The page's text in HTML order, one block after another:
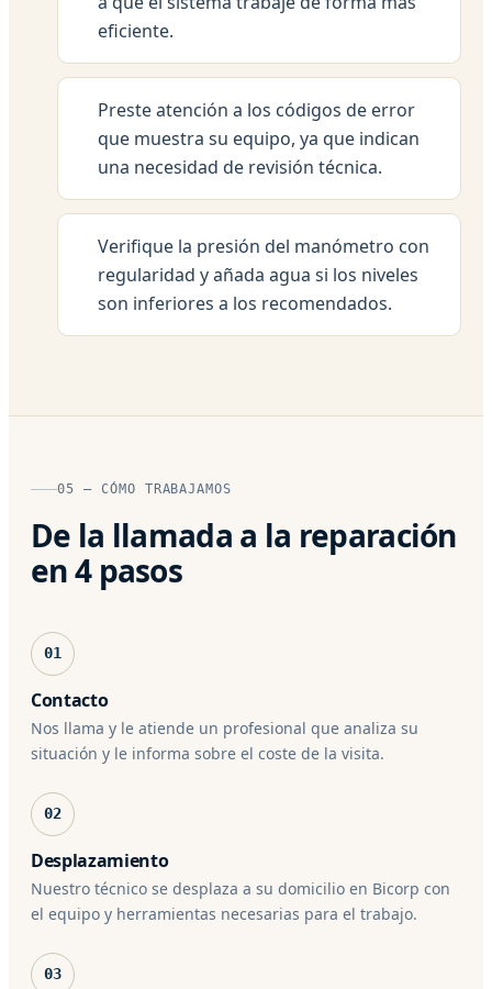
eficiente.
Preste atención a los códigos de error
que muestra su equipo, ya que indican
una necesidad de revisión técnica.
Verifique la presión del manómetro con
regularidad y añada agua si los niveles
son inferiores a los recomendados.
05 — CÓMO TRABAJAMOS
De la llamada a la reparación
en 4 pasos
01
Contacto
Nos llama y le atiende un profesional que analiza su
situación y le informa sobre el coste de la visita.
02
Desplazamiento
Nuestro técnico se desplaza a su domicilio en Bicorp con
el equipo y herramientas necesarias para el trabajo.
03